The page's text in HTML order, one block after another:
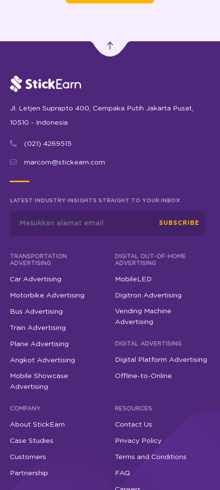
Jl. Letjen Suprapto 400, Cempaka Putih Jakarta Pusat,
10510 - Indonesia
(021) 4269515
marcom@stickearn.com
LATEST INDUSTRY INSIGHTS STRAIGHT TO YOUR INBOX
SUBSCRIBE
TRANSPORTATION
ADVERTISING
Car Advertising
Motorbike Advertising
Bus Advertising
Train Advertising
Plane Advertising
Angkot Advertising
Mobile Showcase
Advertising
DIGITAL OUT-OF-HOME
ADVERTISING
MobileLED
Digitron Advertising
Vending Machine
Advertising
DIGITAL ADVERTISING
Digital Platform Advertising
Offline-to-Online
COMPANY
About StickEarn
Case Studies
Customers
Partnership
RESOURCES
Contact Us
Privacy Policy
Terms and Conditions
FAQ